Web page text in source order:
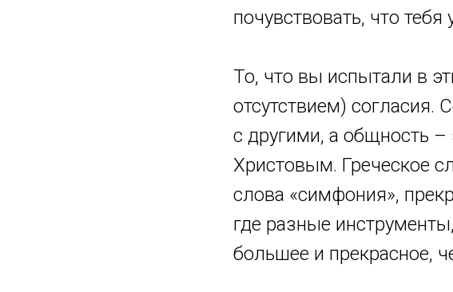
почувствовать, что
То, что вы испытали в
отсутствием) согласия.
с другими, а общность –
Христовым. Греческое
слова «симфония»,
где разные
большее и прекрасное,